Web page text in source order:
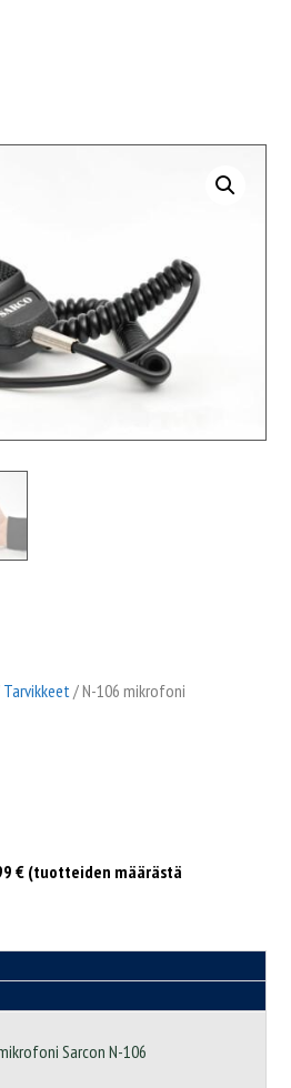
Tarvikkeet / N-106 mikrofoni
€ (tuotteiden määrästä
Sarcon N-106